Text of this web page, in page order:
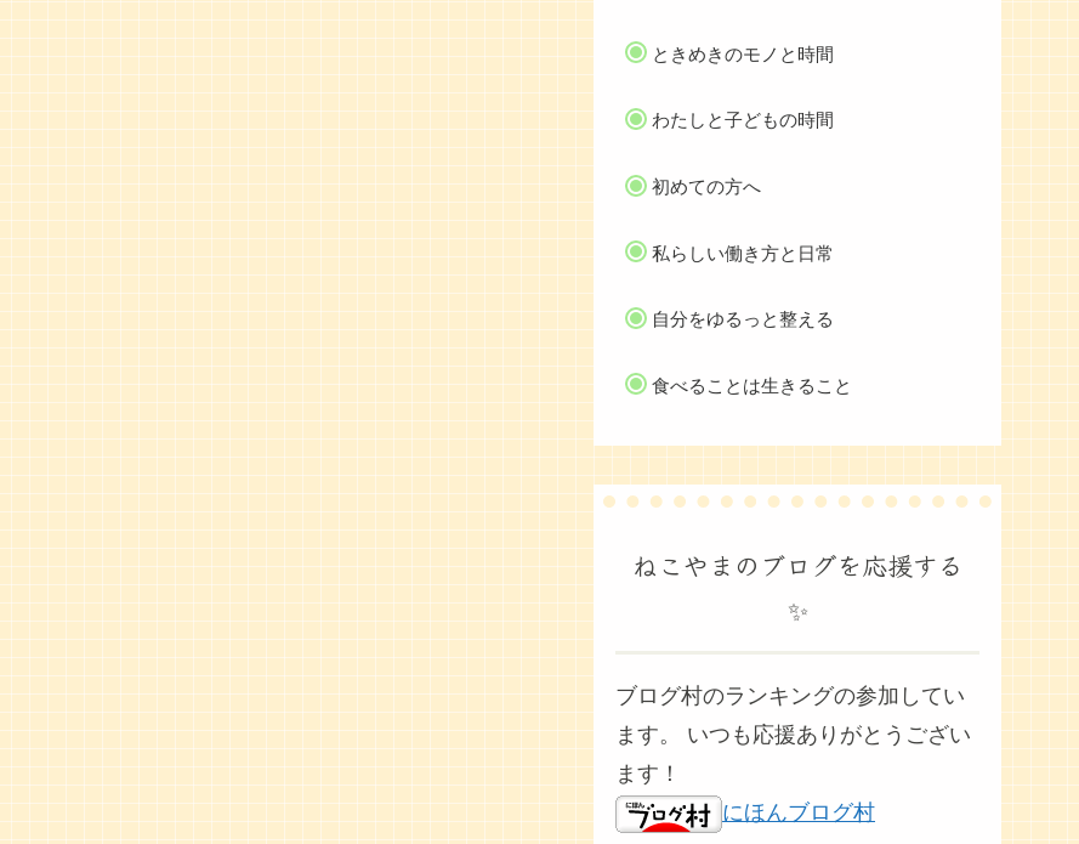
ときめきのモノと時間
わたしと子どもの時間
初めての方へ
私らしい働き方と日常
自分をゆるっと整える
食べることは生きること
ねこやまのブログを応援する
✨
ブログ村のランキングの参加してい
ます。 いつも応援ありがとうござい
ます！
にほんブログ村